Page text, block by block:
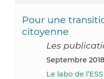
Pour une
citoyenne
Les
septembre 2018
Le labo de l’ESS